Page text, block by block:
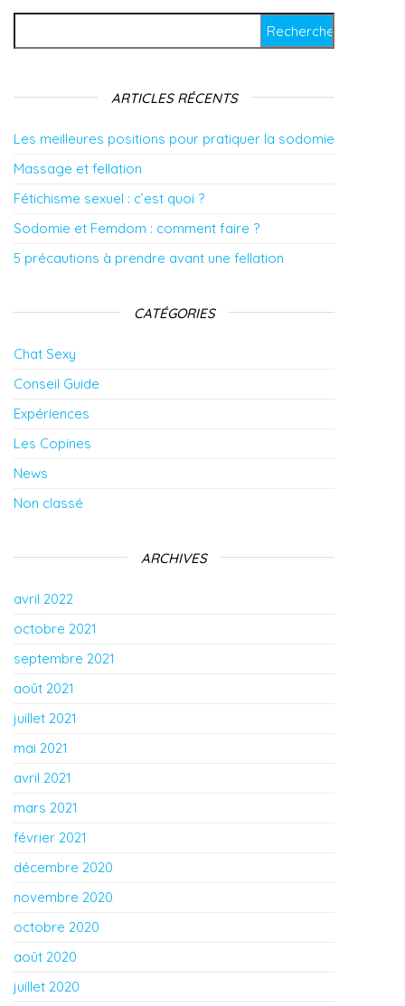
ARTICLES RÉCENTS
Les meilleures positions pour pratiquer la sodomie
Massage et fellation
Fétichisme sexuel : c’est quoi ?
Sodomie et Femdom : comment faire ?
5 précautions à prendre avant une fellation
CATÉGORIES
Chat Sexy
Conseil Guide
Expériences
Les Copines
News
Non classé
ARCHIVES
avril 2022
octobre 2021
septembre 2021
août 2021
juillet 2021
mai 2021
avril 2021
mars 2021
février 2021
décembre 2020
novembre 2020
octobre 2020
août 2020
juillet 2020